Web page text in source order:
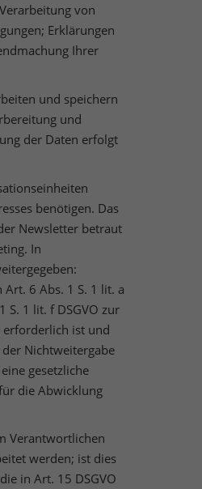
von
Erklärungen
Ihrer
und speichern
und
der Daten erfolgt
benötigen. Das
Newsletter betraut
In
Art. 6 Abs. 1 S. 1 lit. a
S. 1 lit. f DSGVO zur
erforderlich ist und
Nichtweitergabe
gesetzliche
die Abwicklung
Verantwortlichen
werden; ist dies
in Art. 15 DSGVO